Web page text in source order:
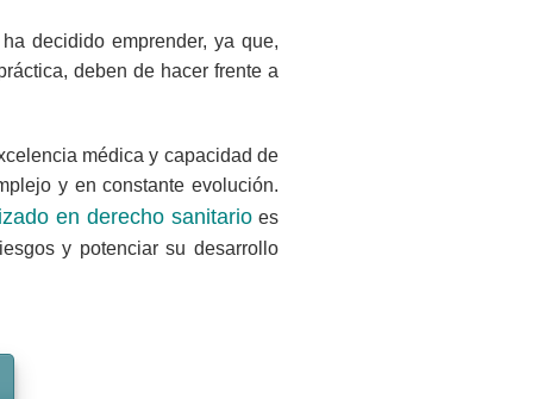
decidido emprender, ya que,
deben de hacer frente a
médica y capacidad de
y en constante evolución.
en derecho sanitarioes
y potenciar su desarrollo